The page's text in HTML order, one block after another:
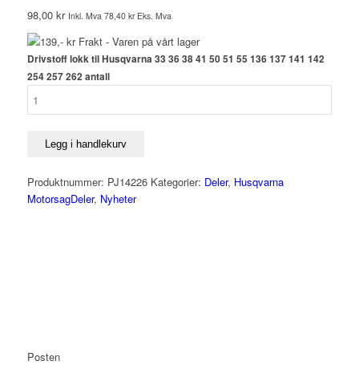
98,00 kr Inkl. Mva 78,40 krEks. Mva
139,- kr Frakt - Varen på vårt lager
Drivstoff lokk til Husqvarna 33 36 38 41 50 51 55 136 137 141 142
254 257 262 antall
Legg i handlekurv
Produktnummer: PJ14226 Kategorier: Deler, Husqvarna
MotorsagDeler, Nyheter
Posten